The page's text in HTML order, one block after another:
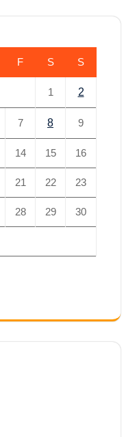
F S S
1 2
7 8 9
14 15 16
21 22 23
28 29 30